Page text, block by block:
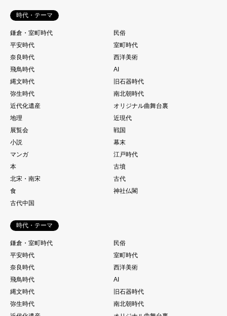
時代・テーマ
鎌倉・室町時代
民俗
平安時代
室町時代
奈良時代
西洋美術
飛鳥時代
AI
縄文時代
旧石器時代
弥生時代
南北朝時代
近代化遺産
オリジナル曲舞台裏
地理
近現代
展覧会
戦国
小説
幕末
マンガ
江戸時代
本
古墳
北宋・南宋
古代
食
神社仏閣
古代中国
時代・テーマ
鎌倉・室町時代
民俗
平安時代
室町時代
奈良時代
西洋美術
飛鳥時代
AI
縄文時代
旧石器時代
弥生時代
南北朝時代